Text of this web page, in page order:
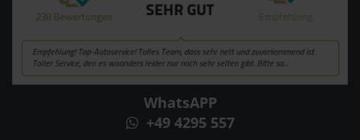
WhatsAPP
+49 4295 557